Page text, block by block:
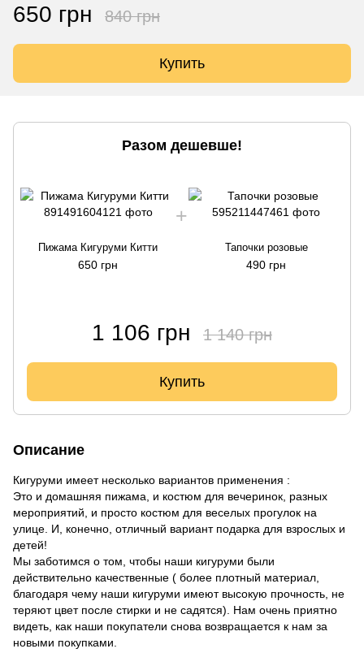
650 грн 840 грн
Купить
Разом дешевше!
Пижама Кигуруми Китти
650 грн
Тапочки розовые
490 грн
1 106 грн 1 140 грн
Купить
Описание
Кигуруми имеет несколько вариантов применения :
Это и домашняя пижама, и костюм для вечеринок, разных
мероприятий, и просто костюм для веселых прогулок на
улице. И, конечно, отличный вариант подарка для взрослых и
детей!
Мы заботимся о том, чтобы наши кигуруми были
действительно качественные ( более плотный материал,
благодаря чему наши кигуруми имеют высокую прочность, не
теряют цвет после стирки и не садятся). Нам очень приятно
видеть, как наши покупатели снова возвращается к нам за
новыми покупками.